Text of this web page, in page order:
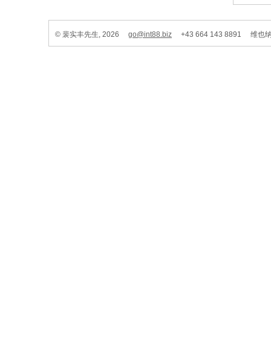
© 裴实丰先生, 2026 go@int88.biz +43 664 143 8891 维也纳